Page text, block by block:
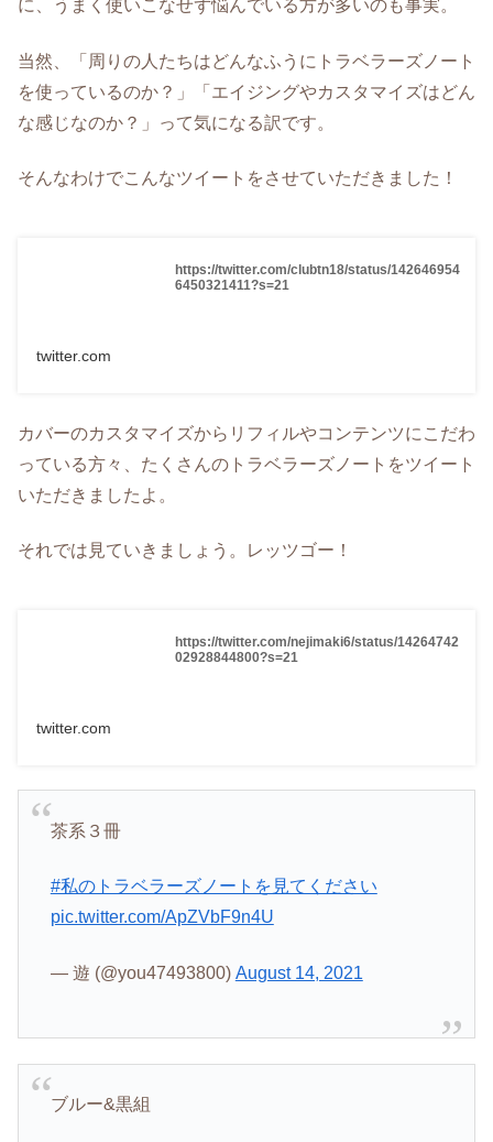
に、うまく使いこなせず悩んでいる方が多いのも事実。
当然、「周りの人たちはどんなふうにトラベラーズノート
を使っているのか？」「エイジングやカスタマイズはどん
な感じなのか？」って気になる訳です。
そんなわけでこんなツイートをさせていただきました！
https://twitter.com/clubtn18/status/142646954
6450321411?s=21
twitter.com
カバーのカスタマイズからリフィルやコンテンツにこだわ
っている方々、たくさんのトラベラーズノートをツイート
いただきましたよ。
それでは見ていきましょう。レッツゴー！
https://twitter.com/nejimaki6/status/14264742
02928844800?s=21
twitter.com
茶系３冊
#私のトラベラーズノートを見てください
pic.twitter.com/ApZVbF9n4U
— 遊 (@you47493800) August 14, 2021
ブルー&黒組